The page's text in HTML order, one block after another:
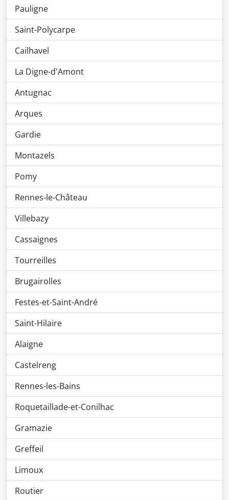
Pauligne
Saint-Polycarpe
Cailhavel
La Digne-d'Amont
Antugnac
Arques
Gardie
Montazels
Pomy
Rennes-le-Château
Villebazy
Cassaignes
Tourreilles
Brugairolles
Festes-et-Saint-André
Saint-Hilaire
Alaigne
Castelreng
Rennes-les-Bains
Roquetaillade-et-Conilhac
Gramazie
Greffeil
Limoux
Routier